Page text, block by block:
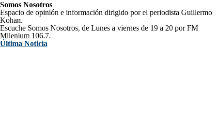
Somos Nosotros
Espacio de opinión e información dirigido por el periodista Guillermo
Kohan.
Escuche Somos Nosotros, de Lunes a viernes de 19 a 20 por FM
Milenium 106.7.
Última Noticia